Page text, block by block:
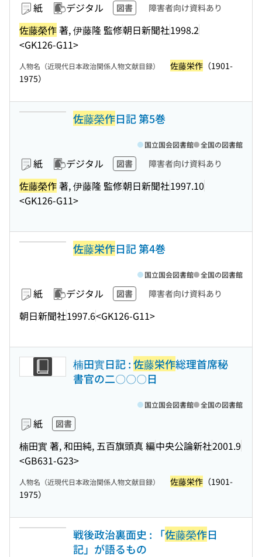
紙 デジタル 図書 障害者向け資料あり
佐藤榮作著, 伊藤隆 監修朝日新聞社1998.2
<GK126-G11>
人物名（近現代日本政治関係人物文献目録） 佐藤栄作 （1901-
1975）
佐藤榮作日記 第5巻
紙 デジタル 図書 障害者向け資料あり
佐藤榮作著, 伊藤隆 監修朝日新聞社1997.10
<GK126-G11>
国立国会図書館 全国の図書館
佐藤栄作日記 第4巻
紙 デジタル 図書 障害者向け資料あり
朝日新聞社1997.6<GK126-G11>
国立国会図書館 全国の図書館
楠田實日記 :佐藤栄作総理首席秘
書官の二〇〇〇日
紙 図書
楠田實 著, 和田純, 五百旗頭真 編中央公論新社2001.9
<GB631-G23>
国立国会図書館 全国の図書館
人物名（近現代日本政治関係人物文献目録） 佐藤栄作 （1901-
1975）
戦後政治裏面史 : 「佐藤榮作日
記」が語るもの